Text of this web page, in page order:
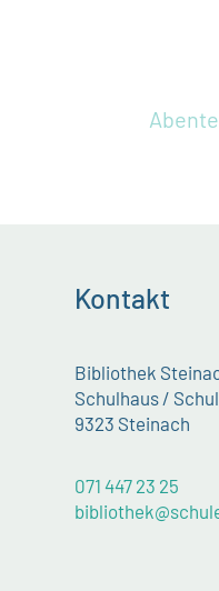
Kontakt
Bibliothek
Schulhaus /
9323 Steinach
071 447 23 25